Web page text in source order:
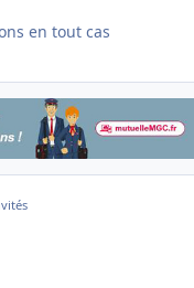
en tout cas